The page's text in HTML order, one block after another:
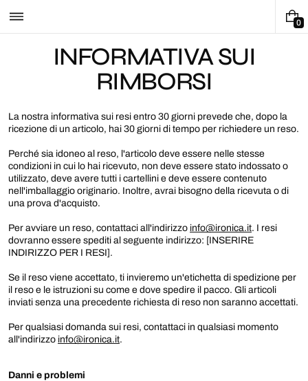
0
0
INFORMATIVA SUI
RIMBORSI
La nostra informativa sui resi entro 30 giorni prevede che, dopo la
ricezione di un articolo, hai 30 giorni di tempo per richiedere un reso.
Perché sia idoneo al reso, l'articolo deve essere nelle stesse
condizioni in cui lo hai ricevuto, non deve essere stato indossato o
utilizzato, deve avere tutti i cartellini e deve essere contenuto
nell'imballaggio originario. Inoltre, avrai bisogno della ricevuta o di
una prova d'acquisto.
Per avviare un reso, contattaci all'indirizzo info@ironica.it. I resi
dovranno essere spediti al seguente indirizzo: [INSERIRE
INDIRIZZO PER I RESI].
Se il reso viene accettato, ti invieremo un'etichetta di spedizione per
il reso e le istruzioni su come e dove spedire il pacco. Gli articoli
inviati senza una precedente richiesta di reso non saranno accettati.
Per qualsiasi domanda sui resi, contattaci in qualsiasi momento
all'indirizzo info@ironica.it.
Danni e problemi